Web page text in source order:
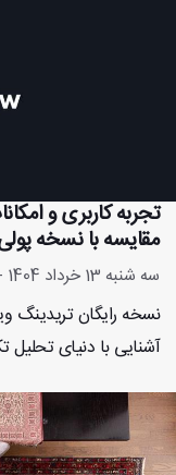
تجربه کاربری و
مقایسه با نسخه
سه شنبه 13 خرداد 1404 - 14:2:36
نسخه رایگان تریدینگ
آشنایی با دنیای